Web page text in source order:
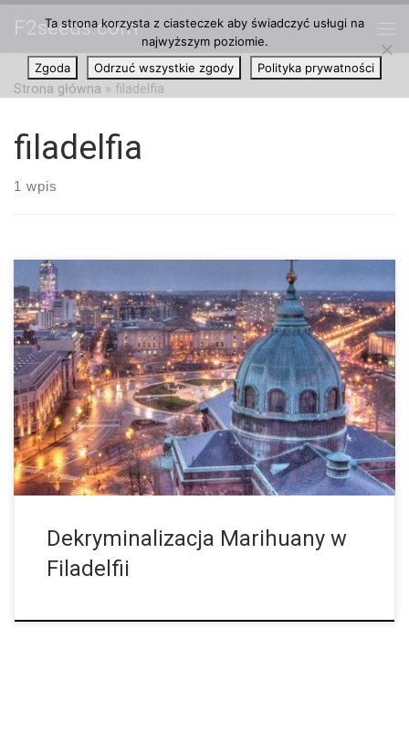
Przejdź do treści
F2seeds.com
Strona główna » filadelfia
filadelfia
1 wpis
Filadelfia ma na celu dekryminalizację 30 gramów marihuany.
Filadelfia może wkrótce otrzymać przydomek miasta braterskiej
miłości, a jej rada zarządzająca głosować będzie za ustawą,
która zdekryminalizowałaby więcej niż uncję marihuany. Wniosek,
napisany przez radnego Jima Kenneya spowodowałby że
posiadanie do 30 gramów cannabis jest tylko karą cywilną,
karaną grzywną w wysokości 25 dolarów amerykańskich. Ci,
którzy zostaną schwytani za posiadanie, mogą od razu zapłacić
grzywnę, aby uniknąć w przyszłości problemów […]
Dekryminalizacja Marihuany w
Filadelfii
Ta strona korzysta z ciasteczek aby świadczyć usługi na
najwyższym poziomie.
Zgoda
Odrzuć wszystkie zgody Polityka prywatności